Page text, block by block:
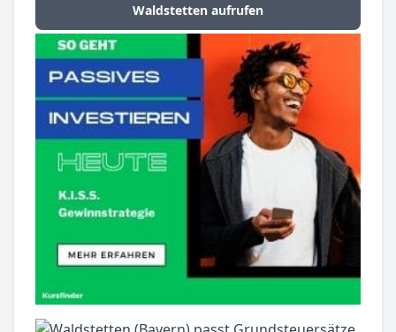
Waldstetten aufrufen